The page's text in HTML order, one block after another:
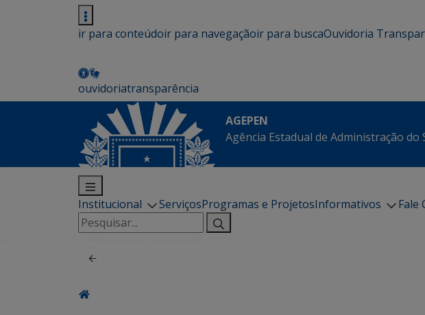
ir para conteúdoir para navegaçãoir para buscaOuvidoria
ouvidoriatransparência
AGEPEN
Agência Estadual de Administração
Institucional ServiçosProgramas e ProjetosInformativos
Fale
Pesquisar
por: